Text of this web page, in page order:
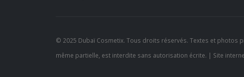
© 2025 Dubaï Cosmetix. Tous droits réservés. Textes et photos
même partielle, est interdite sans autorisation écrite. | Site